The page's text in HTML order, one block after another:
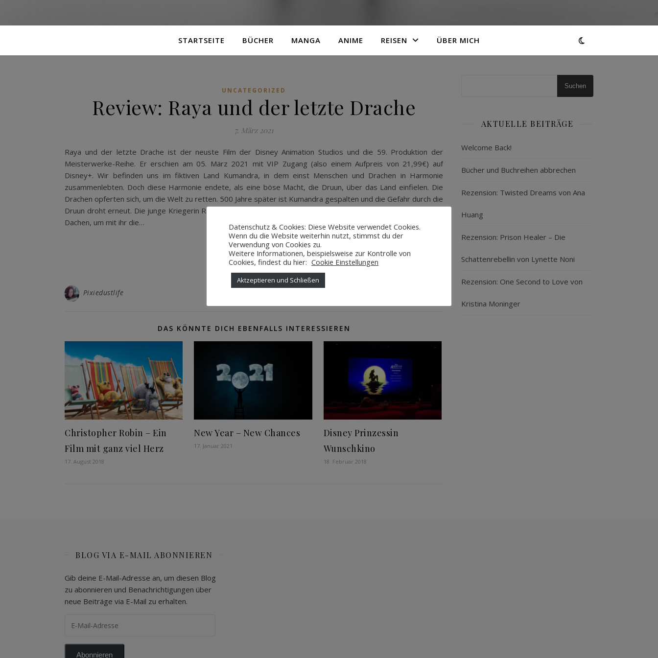
STARTSEITE BÜCHER MANGA ANIME REISEN ÜBER MICH
UNCATEGORIZED
Review: Raya und der letzte Drache
7. März 2021
Raya und der letzte Drache ist der neuste Film der Disney Animation Studios und die 59. Produktion der
Meisterwerke-Reihe. Er erschien am 05. März 2021 mit VIP Zugang (also einem Aufpreis von 21,99€) auf
Disney+. Wir befinden uns im fiktiven Land Kumandra, in dem einst Menschen und Drachen in Harmonie
zusammenlebten. Doch diese Harmonie endete, als eine böse Macht, die Druun, über das Land einfielen. Die
Drachen opferten sich, um die Welt zu retten. 500 Jahre später ist Kumandra gespalten und die Gefahr durch die
Druun droht erneut. Die junge Kriegerin Raya gibt nicht auf und begibt sich auf die Suche nach Sisu, dem letzten
Dachen, um mit ihr die…
WEITERLESEN
Pixiedustlife
DAS KÖNNTE DICH EBENFALLS INTERESSIEREN
Christopher Robin – Ein
Film mit ganz viel Herz
17. August 2018
New Year – New Chances
17. Januar 2021
Disney Prinzessin
Wunschkino
18. Februar 2018
Suchen
AKTUELLE BEITRÄGE
Welcome Back!
Bücher und Buchreihen abbrechen
Rezension: Twisted Dreams von Ana
Huang
Rezension: Prison Healer – Die
Schattenrebellin von Lynette Noni
Rezension: One Second to Love von
Kristina Moninger
BLOG VIA E-MAIL ABONNIEREN
Gib deine E-Mail-Adresse an, um diesen Blog
zu abonnieren und Benachrichtigungen über
neue Beiträge via E-Mail zu erhalten.
Abonnieren
Datenschutz & Cookies: Diese Website verwendet Cookies.
Wenn du die Website weiterhin nutzt, stimmst du der
Verwendung von Cookies zu.
Weitere Informationen, beispielsweise zur Kontrolle von
Cookies, findest du hier: Cookie Einstellungen
Aktzeptieren und Schließen